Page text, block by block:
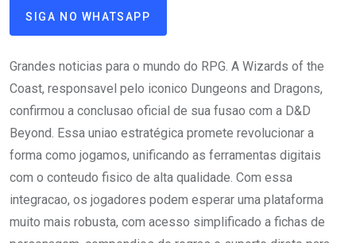
SIGA NO WHATSAPP
Grandes noticias para o mundo do RPG. A Wizards of the
Coast, responsavel pelo iconico Dungeons and Dragons,
confirmou a conclusao oficial de sua fusao com a D&D
Beyond. Essa uniao estratégica promete revolucionar a
forma como jogamos, unificando as ferramentas digitais
com o conteudo fisico de alta qualidade. Com essa
integracao, os jogadores podem esperar uma plataforma
muito mais robusta, com acesso simplificado a fichas de